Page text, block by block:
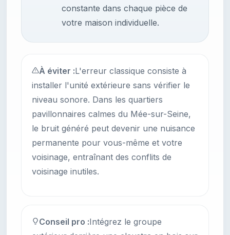
constante dans chaque pièce de
votre maison individuelle.
À éviter :L'erreur classique consiste à
installer l'unité extérieure sans vérifier le
niveau sonore. Dans les quartiers
pavillonnaires calmes du Mée-sur-Seine,
le bruit généré peut devenir une nuisance
permanente pour vous-même et votre
voisinage, entraînant des conflits de
voisinage inutiles.
Conseil pro :Intégrez le groupe